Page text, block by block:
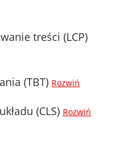
treści (LCP)
(TBT) Rozwiń
(CLS) Rozwiń